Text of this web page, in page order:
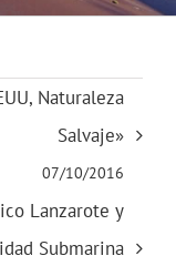
Naturaleza
Salvaje»
07/10/2016
Lanzarote y
Submarina